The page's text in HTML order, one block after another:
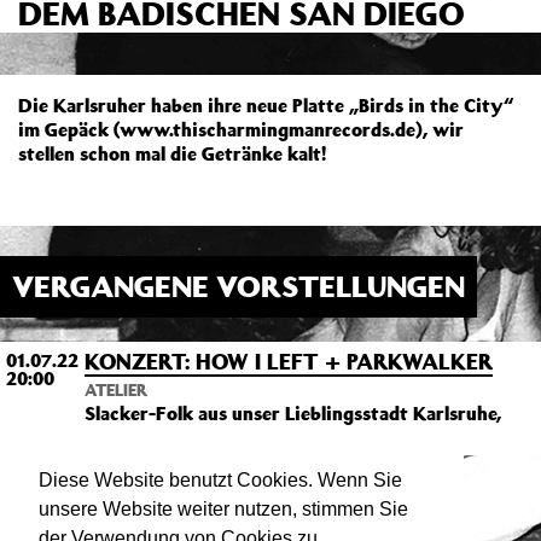
Diese Website benutzt Cookies. Wenn Sie
unsere Website weiter nutzen, stimmen Sie
DEM BADISCHEN SAN DIEGO
Die Karlsruher haben ihre neue Platte „Birds in the City“
im Gepäck (www.thischarmingmanrecords.de), wir
stellen schon mal die Getränke kalt!
VERGANGENE VORSTELLUNGEN
01.07.22
20:00
KONZERT: HOW I LEFT + PARKWALKER
ATELIER
Slacker-Folk aus unser Lieblingsstadt Karlsruhe,